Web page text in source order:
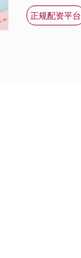
正规配资平台